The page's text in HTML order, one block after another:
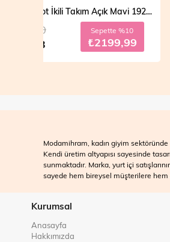
₺2.444,43
₺2.750,00
Modamihram, kadın giyim
Kendi üretim altyapısı sayesinde
sunmaktadır. Marka, yurt içi
sayede hem bireysel müşterilere hem
Kurumsal
Anasayfa
Hakkımızda